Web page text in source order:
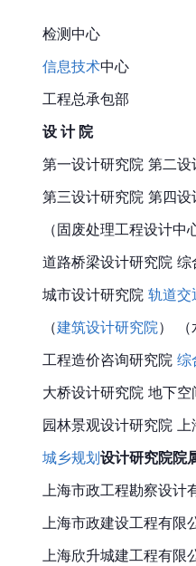
检测中心
信息技术中心
工程总承包部
设 计 院
第一设计研究院 第二设
第三设计研究院 第四设
（固废处理工程设计中
道路桥梁设计研究院
城市设计研究院 轨道交
（建筑设计研究院）
工程造价咨询研究院 综
大桥设计研究院 地下
园林景观设计研究院
城乡规划设计研究院院
上海市政工程勘察设
上海市政建设工程有限
上海欣升城建工程有